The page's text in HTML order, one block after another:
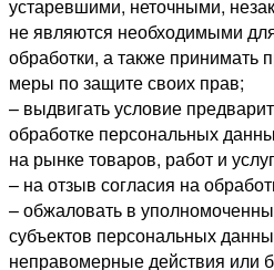
устаревшими, неточными,
не являются необходимыми
обработки, а также принимать
меры по защите своих прав;
– выдвигать условие
обработке персональных
на рынке товаров, работ и
– на отзыв согласия на
– обжаловать в
субъектов персональных
неправомерные действия или